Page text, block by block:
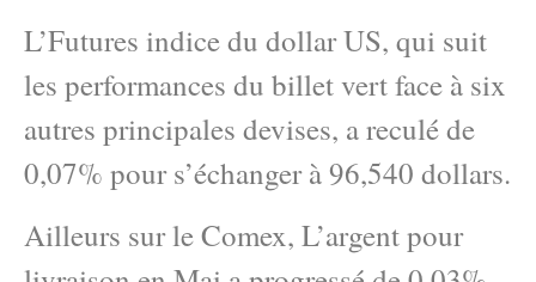
L’Futures indice du dollar US, qui suit
les performances du billet vert face à six
autres principales devises, a reculé de
0,07% pour s’échanger à 96,540 dollars.
Ailleurs sur le Comex, L’argent pour